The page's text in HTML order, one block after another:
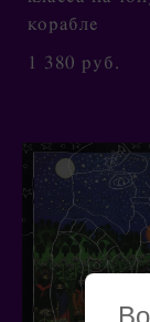
корабле
1 380 pуб.